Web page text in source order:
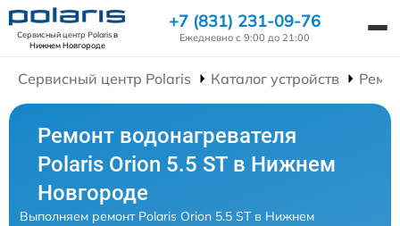
Сервисный центр Polarisв
Нижнем Новгороде
+7 (831) 231-09-76
Ежедневно с 9:00 до 21:00
Сервисный центр Polaris Каталог устройств
Ремонт водонагревателя
Polaris Orion 5.5 ST в Нижнем
Новгороде
Выполняем ремонт Polaris Orion 5.5 ST в Нижнем